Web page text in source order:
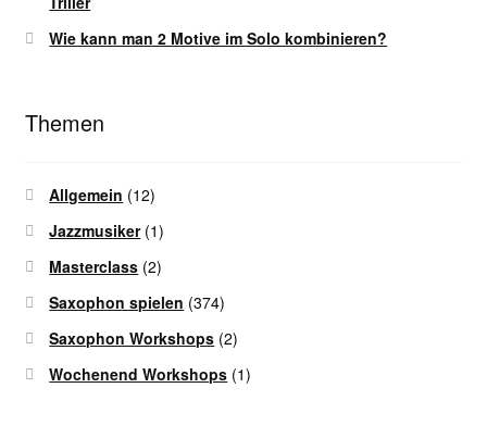
Wie kann man 2 Motive im Solo kombinieren?
Themen
Allgemein (12)
Jazzmusiker(1)
Masterclass (2)
Saxophon spielen (374)
Saxophon Workshops (2)
Wochenend Workshops (1)